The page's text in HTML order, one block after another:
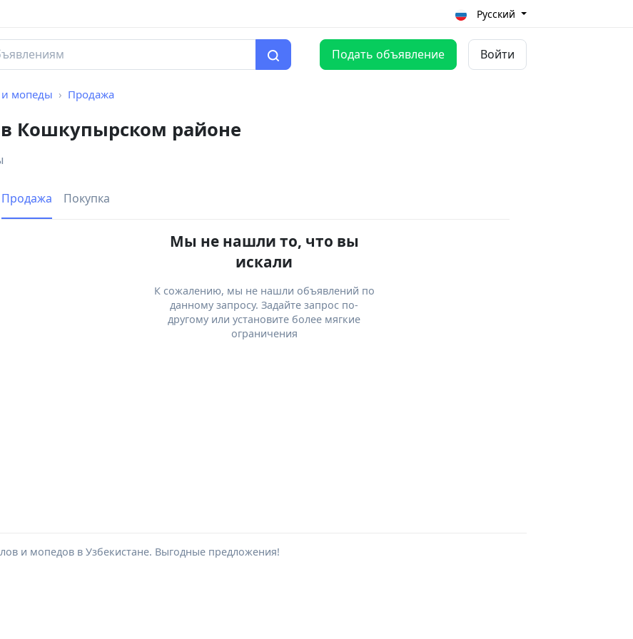
Русский
Подать объявление Войти
мопеды Продажа
Кошкупырском районе
Продажа Покупка
Мы не нашли то, что вы
искали
К сожалению, мы не нашли объявлений по
данному запросу. Задайте запрос по-
другому или установите более мягкие
ограничения
и мопедов в Узбекистане. Выгодные предложения!